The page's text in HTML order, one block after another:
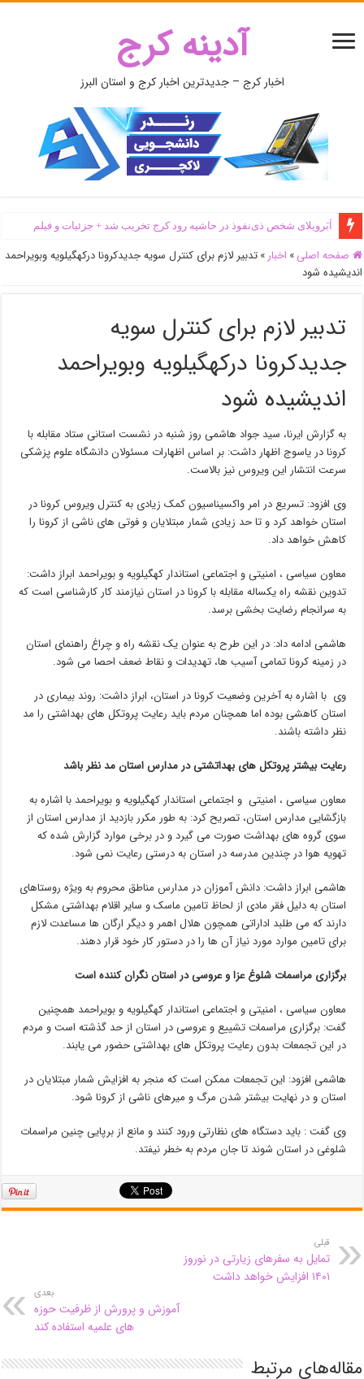
آدینه کرج
اخبار کرج – جدیدترین اخبار کرج و استان البرز
اَبَر‌ویلای شخص ذی‌نفوذ در حاشیه‌ رود کرج تخریب شد + جزئیات و فیلم
صفحه اصلی » اخبار » تدبیر لازم برای کنترل سویه جدیدکرونا درکهگیلویه وبویراحمد
اندیشیده شود
تدبیر لازم برای کنترل سویه
جدیدکرونا درکهگیلویه وبویراحمد
اندیشیده شود
به گزارش ایرنا، سید جواد هاشمی روز شنبه در نشست استانی ستاد مقابله با
کرونا در یاسوج اظهار داشت: بر اساس اظهارات مسئولان دانشگاه علوم پزشکی
سرعت انتشار این ویروس نیز بالاست.
وی افزود: تسریع در امر واکسیناسیون کمک زیادی به کنترل ویروس کرونا در
استان خواهد کرد و تا حد زیادی شمار مبتلایان و فوتی های ناشی از کرونا را
کاهش خواهد داد.
معاون سیاسی ، امنیتی و اجتماعی استاندار کهگیلویه و بویراحمد ابراز داشت:
تدوین نقشه راه یکساله مقابله با کرونا در استان نیازمند کار کارشناسی است که
به سرانجام رضایت بخشی برسد.
هاشمی ادامه داد: در این طرح به عنوان یک نقشه راه و چراغ راهنمای استان
در زمینه کرونا تمامی آسیب‌ ها، تهدیدات و نقاط ضعف احصا می شود.
وی با اشاره به آخرین وضعیت کرونا در استان، ابراز داشت: روند بیماری در
استان کاهشی بوده اما همچنان مردم باید رعایت پروتکل های بهداشتی را مد
نظر داشته باشند.
رعایت بیشتر پروتکل های بهداتشتی در مدارس استان مد نظر باشد
معاون سیاسی ، امنیتی و اجتماعی استاندار کهگیلویه و بویراحمد با اشاره به
بازگشایی مدارس استان، تصریح کرد: به طور مکرر بازدید از مدارس استان از
سوی گروه های بهداشت صورت می گیرد و در برخی موارد گزارش شده که
تهویه هوا در چندین مدرسه در استان به درستی رعایت نمی شود.
هاشمی ابراز داشت: دانش آموزان در مدارس مناطق محروم به ویژه روستاهای
استان به دلیل فقر مادی از لحاظ تامین ماسک و سایر اقلام بهداشتی مشکل
دارند که می طلبد اداراتی همچون هلال اهمر و دیگر ارگان ها مساعدت لازم
برای تامین موارد مورد نیاز آن ها را در دستور کار خود قرار دهند.
برگزاری مراسمات شلوغ عزا و عروسی در استان نگران کننده است
معاون سیاسی ، امنیتی و اجتماعی استاندار کهگیلویه و بویراحمد همچنین
گفت: برگزاری مراسمات تشییع و عروسی در استان از حد گذشته است و مردم
در این تجمعات بدون رعایت پروتکل های بهداشتی حضور می یابند.
هاشمی افزود: این تجمعات ممکن است که منجر به افزایش شمار مبتلایان در
استان و در نهایت بیشتر شدن مرگ و میرهای ناشی از کرونا شود.
وی گفت : باید دستگاه های نظارتی ورود کنند و مانع از برپایی چنین مراسمات
شلوغی در استان شوند تا جان مردم به خطر نیفتد.
قبلی
تمایل به سفرهای زیارتی در نوروز
۱۴۰۱ افزایش خواهد داشت
بعدی
آموزش و پرورش از ظرفیت حوزه
های علمیه استفاده کند
مقاله‌های مرتبط